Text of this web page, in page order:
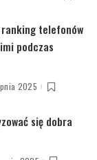
telefonów
podczas
2025
się dobra